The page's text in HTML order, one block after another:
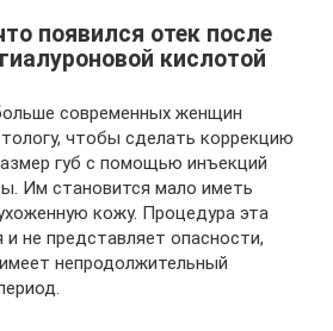
появился отек после
кислотой
современных женщин
чтобы сделать коррекцию
губ с помощью инъекций
Им становится мало иметь
кожу. Процедура эта
не представляет опасности,
непродолжительный